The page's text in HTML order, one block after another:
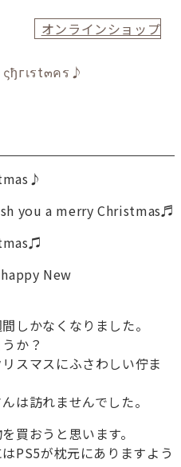
オンラインショップ
♪๓єггא ςђгเรt๓คร♪
Christmas♬
New
しかなくなりました。
か？
スマスにふさわしい佇ま
は訪れませんでした。
買おうと思います。
PS5が枕元にありますよう